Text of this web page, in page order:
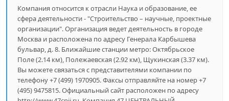
Компания относится к отрасли Наука и образование, ее
сфера деятельности - "Строительство – научные, проектные
организации". Организация ведет деятельность в городе
Москва и расположена по адресу Генерала Карбышева
бульвар, д. 8. Ближайшие станции метро: Октябрьское
Поле (2.14 км), Полежаевская (2.92 км), Щукинская (3.37 км).
Вы можете связаться с представителями компании по
телефону +7 (499) 1970905. Факсы отправляйте на номер +7
(495) 9475815. Официальный сайт расположен по адресу